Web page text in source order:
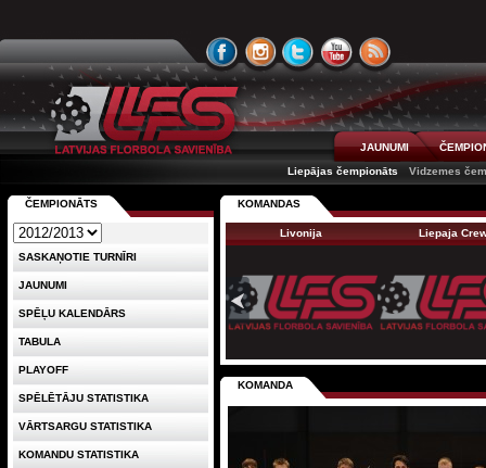
JAUNUMI
Liepājas čempionāts
Vidzemes
KOMANDAS
Livonija Liepaja
KOMANDA
ČEMPIONĀTS
SASKAŅOTIE TURNĪRI
JAUNUMI
SPĒĻU KALENDĀRS
TABULA
PLAYOFF
SPĒLĒTĀJU STATISTIKA
VĀRTSARGU STATISTIKA
KOMANDU STATISTIKA